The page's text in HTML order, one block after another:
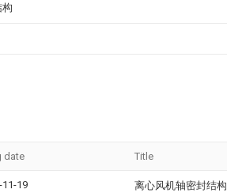
date Title
11-19 离心风机轴密封结构